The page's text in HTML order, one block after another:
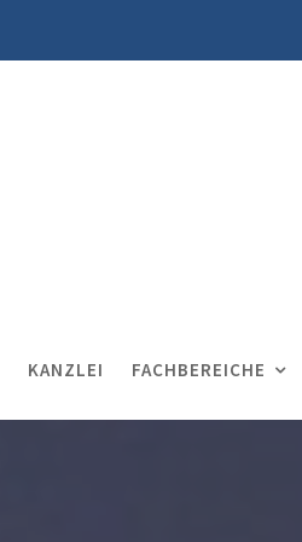
KANZLEI FACHBEREICHE